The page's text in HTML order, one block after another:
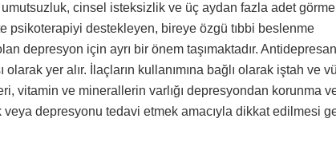
umutsuzluk, cinsel isteksizlik ve üç aydan fazla adet
destekleyen, bireye özgü tıbbi beslenme
depresyon için ayrı bir önem taşımaktadır.
yer alır. İlaçların kullanımına bağlı olarak iştah ve
vitamin ve minerallerin varlığı depresyondan korunma
veya depresyonu tedavi etmek amacıyla dikkat edilmesi